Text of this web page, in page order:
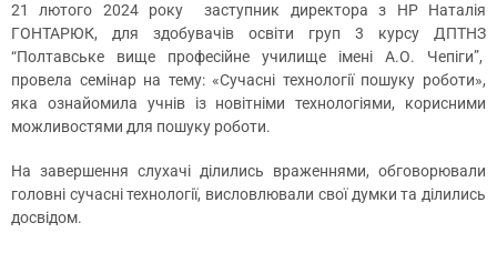
21 лютого 2024 року заступник директора з НР Наталія
ГОНТАРЮК, для здобувачів освіти груп 3 курсу ДПТНЗ
“Полтавське вище професійне училище імені А.О. Чепіги”,
провела семінар на тему: «Сучасні технології пошуку роботи»,
яка ознайомила учнів із новітніми технологіями, корисними
можливостями для пошуку роботи.
На завершення слухачі ділились враженнями, обговорювали
головні сучасні технології, висловлювали свої думки та ділились
досвідом.